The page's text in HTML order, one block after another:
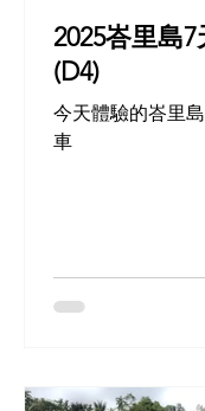
2025峇里島
(D4)
今天體驗的峇里島
車